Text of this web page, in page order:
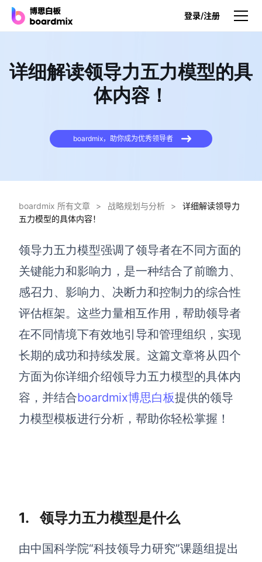
登录/注册
产品
博思白板SDK
博思白板离线版
博思设计
一体化产品设计工具
博思AIPPT
AI生成PPT，支持在线编辑
资源与下载
向团队介绍
博思白板boardmix
解决方案
详细解读领导力五力模型的具
体内容！
boardmix，助你成为优秀领导者
boardmix 所有文章 > 战略规划与分析 >
详细解读领导力
五力模型的具体内容！
领导力五力模型强调了领导者在不同方面的
关键能力和影响力，是一种结合了前瞻力、
感召力、影响力、决断力和控制力的综合性
评估框架。这些力量相互作用，帮助领导者
在不同情境下有效地引导和管理组织，实现
长期的成功和持续发展。这篇文章将从四个
方面为你详细介绍领导力五力模型的具体内
容，并结合boardmix博思白板提供的领导
力模型模板进行分析，帮助你轻松掌握！
1. 领导力五力模型是什么
由中国科学院“科技领导力研究”课题组提出